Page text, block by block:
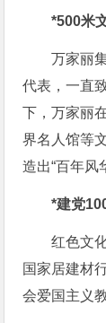
*500米
万家丽
代表，一直
下，万家丽
界名人馆等
造出“百年风
*建党
红色文
国家居建材
会爱国主义